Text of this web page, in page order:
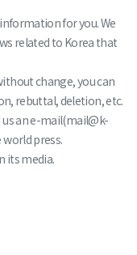
for you. We
related to Korea that
change, you can
rebuttal, deletion, etc.
an e-mail(mail@k-
press.
its media.